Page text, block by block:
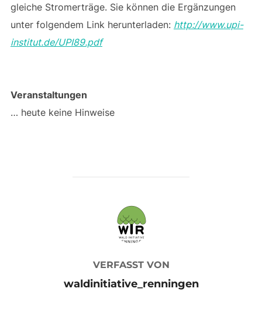
gleiche Stromerträge. Sie können die Ergänzungen
unter folgendem Link herunterladen: http://www.upi-
institut.de/UPI89.pdf
Veranstaltungen
… heute keine Hinweise
BEITRAGSAUTOR
VERFASST VON
waldinitiative_renningen